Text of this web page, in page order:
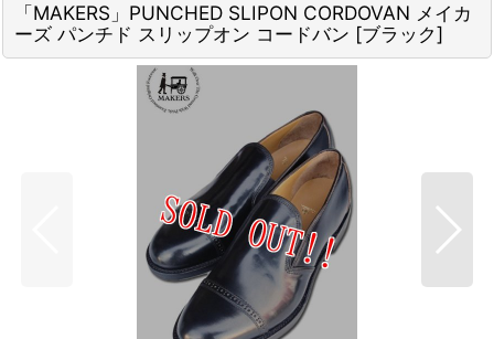
「MAKERS」PUNCHED SLIPON CORDOVAN メイカ
ーズ パンチド スリップオン コードバン [ブラック]